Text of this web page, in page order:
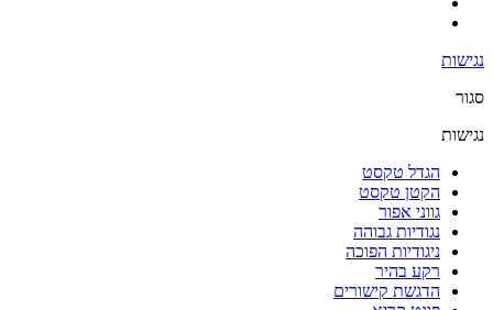
נגישות
סגור
נגישות
הגדל טקסט
הקטן טקסט
גווני אפור
נגודיות גבוהה
ניגודיות הפוכה
רקע בהיר
הדגשת קישורים